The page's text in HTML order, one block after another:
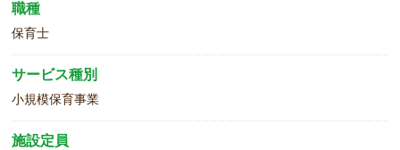
職種
保育士
サービス種別
小規模保育事業
施設定員